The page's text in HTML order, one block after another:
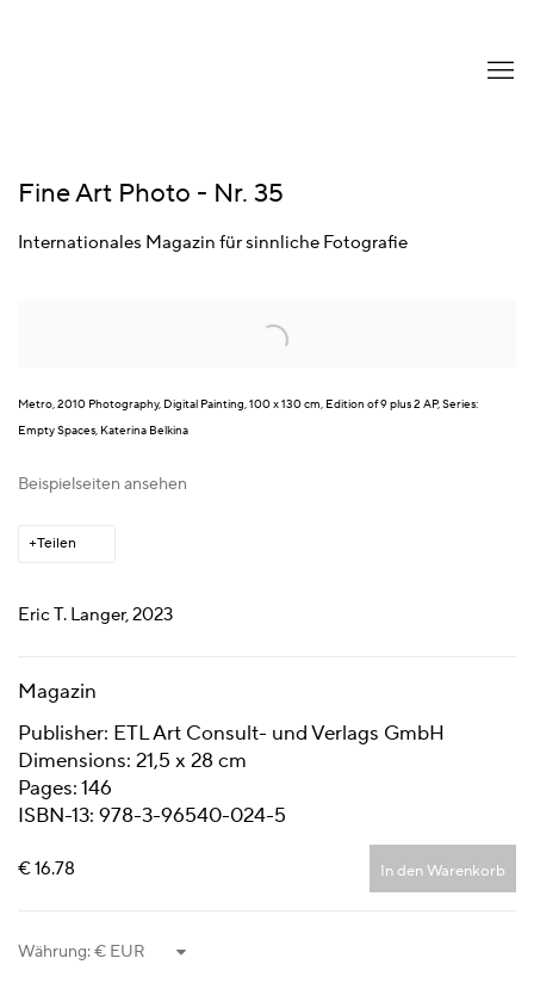
Fine Art Photo - Nr. 35
Internationales Magazin für sinnliche Fotografie
Metro, 2010 Photography, Digital Painting, 100 x 130 cm, Edition of 9 plus 2 AP, Series:
Empty Spaces, Katerina Belkina
Beispielseiten ansehen
Teilen
Eric T. Langer, 2023
Magazin
Publisher: ETL Art Consult- und Verlags GmbH
Dimensions: 21,5 x 28 cm
Pages: 146
ISBN-13: 978-3-96540-024-5
€ 16.78 In den Warenkorb
Währung: